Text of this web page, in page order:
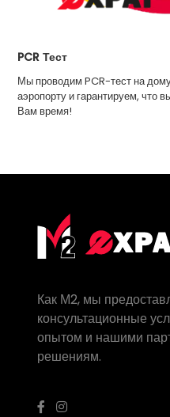
PCR Тест
Мы проводим PCR-тест на
аэропорту и гарантируем, что
Вам время!
Как М2, мы
консультационные
опытом и нашими
решениям.